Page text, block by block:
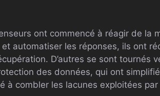
ont commencé à réagir de la
automatiser les réponses, ils ont
D’autres se sont tournés
des données, qui ont
à combler les lacunes exploitées